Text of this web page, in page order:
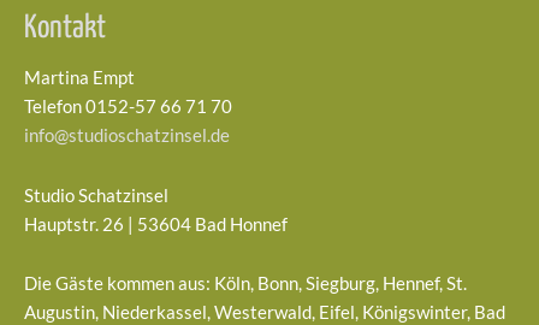
Kontakt
Martina Empt
Telefon 0152-57 66 71 70
info@studioschatzinsel.de
Studio Schatzinsel
Hauptstr. 26 | 53604 Bad Honnef
Die Gäste kommen aus: Köln, Bonn, Siegburg, Hennef, St.
Augustin, Niederkassel, Westerwald, Eifel, Königswinter, Bad